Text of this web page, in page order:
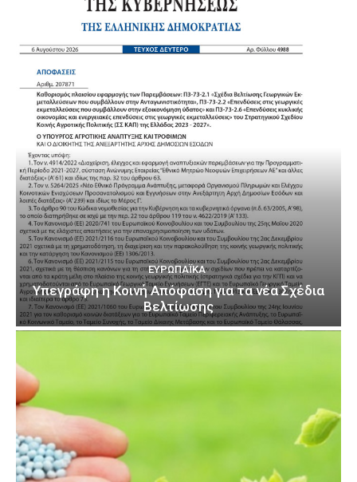
ΕΥΡΩΠΑΪΚΆ
Υπεγράφη η Κοινή Απόφαση για τα νέα Σχέδια
Βελτίωσης